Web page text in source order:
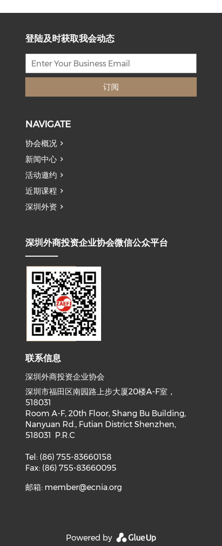
登陆及时获取我会动态
订阅
NAVIGATE
协会概况
新闻中心
活动邀约
近期课程
深圳外资
深圳外商投资企业协会微信公众平台
联系信息
深圳外商投资企业协会
深圳市福田区南园路上步大厦20楼A-F室，
518031
Room A-F, 20th Floor, Shang Bu Building,
Nanyuan Rd., Futian District Shenzhen,
518031 P.R.C
Tel: (86) 755-83660158
Fax: (86) 755-83660095
邮箱: member@ecnia.org
Powered by